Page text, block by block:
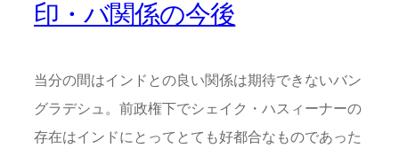
印・バ関係の今後
当分の間はインドとの良い関係は期待できないバン
グラデシュ。前政権下でシェイク・ハスィーナーの
存在はインドにとってとても好都合なものであった